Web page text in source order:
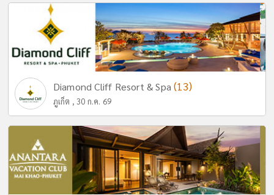
Diamond Cliff Resort & Spa(13)
ภูเก็ต , 30 ก.ค. 69